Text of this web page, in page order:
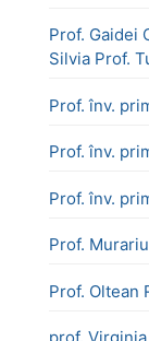
Prof. Gaidei
Silvia Prof.
Prof. înv.
Prof. înv.
Prof. înv.
Prof.
Prof. Oltean